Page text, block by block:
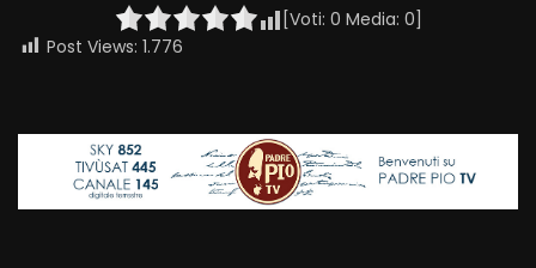
[Voti: 0 Media: 0]
Post Views: 1.776